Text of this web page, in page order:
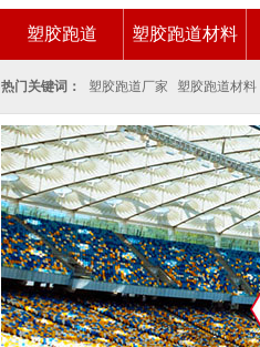
塑胶跑道 塑胶跑道材料
新闻资讯
热门关键词： 塑胶跑道厂家 塑胶跑道材料